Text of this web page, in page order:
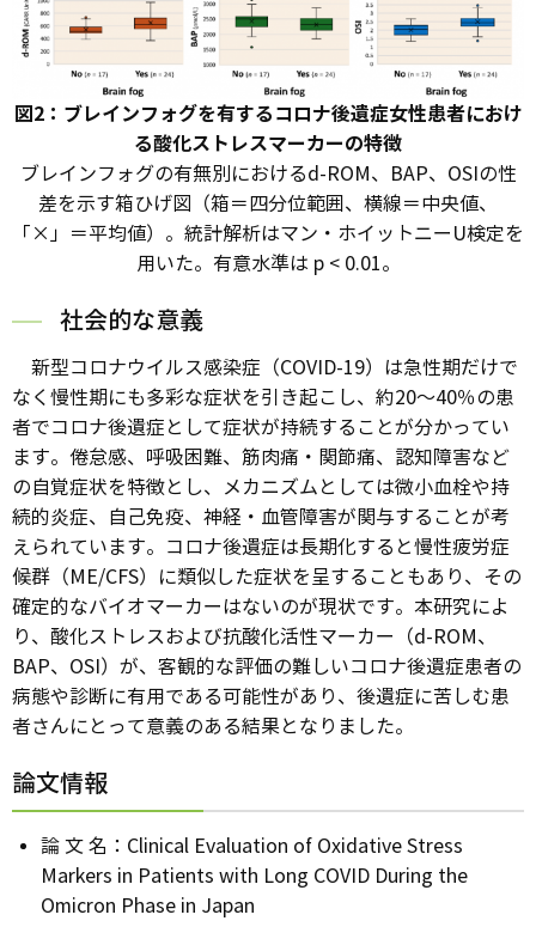
図2：ブレインフォグを有するコロナ後遺症女性患者におけ
る酸化ストレスマーカーの特徴
ブレインフォグの有無別におけるd-ROM、BAP、OSIの性
差を示す箱ひげ図（箱＝四分位範囲、横線＝中央値、
「×」＝平均値）。統計解析はマン・ホイットニーU検定を
用いた。有意水準は p < 0.01。
社会的な意義
新型コロナウイルス感染症（COVID-19）は急性期だけで
なく慢性期にも多彩な症状を引き起こし、約20～40％の患
者でコロナ後遺症として症状が持続することが分かってい
ます。倦怠感、呼吸困難、筋肉痛・関節痛、認知障害など
の自覚症状を特徴とし、メカニズムとしては微小血栓や持
続的炎症、自己免疫、神経・血管障害が関与することが考
えられています。コロナ後遺症は長期化すると慢性疲労症
候群（ME/CFS）に類似した症状を呈することもあり、その
確定的なバイオマーカーはないのが現状です。本研究によ
り、酸化ストレスおよび抗酸化活性マーカー（d-ROM、
BAP、OSI）が、客観的な評価の難しいコロナ後遺症患者の
病態や診断に有用である可能性があり、後遺症に苦しむ患
者さんにとって意義のある結果となりました。
論文情報
論 文 名：Clinical Evaluation of Oxidative Stress
Markers in Patients with Long COVID During the
Omicron Phase in Japan